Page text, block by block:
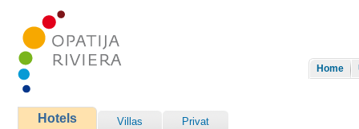
Home
Hotels Villas Privat